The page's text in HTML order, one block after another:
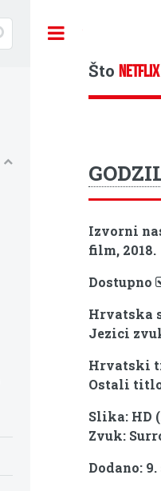
ŠtoNETFLIX
Izvorni
film, 2018.
Dostupno
Hrvatska
Jezici
Hrvatski
Ostali
Slika: HD
Zvuk:
Dodano:
Toggle